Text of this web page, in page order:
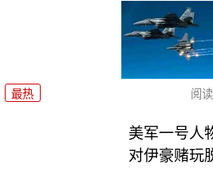
最热 阅读
美军一号人
对伊豪赌玩